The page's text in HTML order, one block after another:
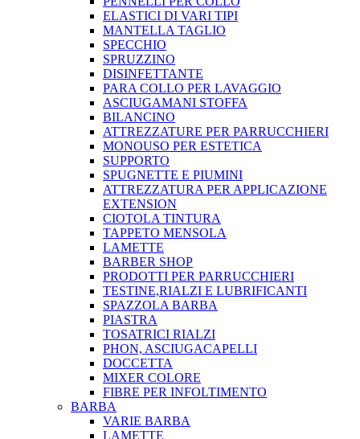
ELASTICI DI VARI TIPI
MANTELLA TAGLIO
SPECCHIO
SPRUZZINO
DISINFETTANTE
PARA COLLO PER LAVAGGIO
ASCIUGAMANI STOFFA
BILANCINO
ATTREZZATURE PER PARRUCCHIERI
MONOUSO PER ESTETICA
SUPPORTO
SPUGNETTE E PIUMINI
ATTREZZATURA PER APPLICAZIONE
EXTENSION
CIOTOLA TINTURA
TAPPETO MENSOLA
LAMETTE
BARBER SHOP
PRODOTTI PER PARRUCCHIERI
TESTINE,RIALZI E LUBRIFICANTI
SPAZZOLA BARBA
PIASTRA
TOSATRICI RIALZI
PHON, ASCIUGACAPELLI
DOCCETTA
MIXER COLORE
FIBRE PER INFOLTIMENTO
BARBA
VARIE BARBA
LAMETTE